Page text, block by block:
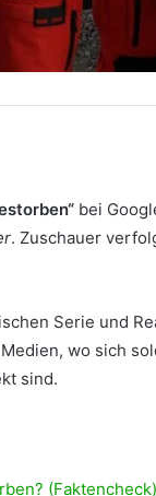
bei
. Zuschauer
Serie und
wo sich
sind.
(Faktencheck)